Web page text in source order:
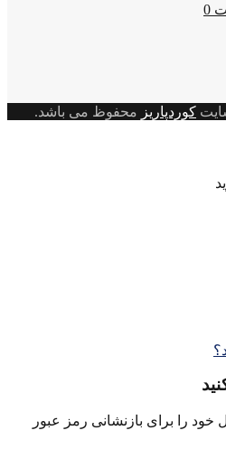
0
کوردپاریز محفوظ می باشد.
خود را برای بازنشانی رمز عبور